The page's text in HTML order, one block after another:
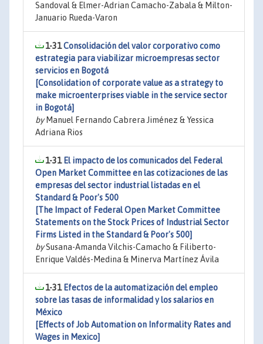
Sandoval & Elmer-Adrian Camacho-Zabala & Milton-
Januario Rueda-Varon
1-31Consolidación del valor corporativo como
estrategia para viabilizar microempresas sector
servicios en Bogotá
[Consolidation of corporate value as a strategy to
make microenterprises viable in the service sector
in Bogotá]
byManuel Fernando Cabrera Jiménez & Yessica
Adriana Rios
1-31 El impacto de los comunicados del Federal
Open Market Committee en las cotizaciones de las
empresas del sector industrial listadas en el
Standard & Poor's 500
[The Impact of Federal Open Market Committee
Statements on the Stock Prices of Industrial Sector
Firms Listed in the Standard & Poor's 500]
bySusana-Amanda Vilchis-Camacho & Filiberto-
Enrique Valdés-Medina & Minerva Martínez Ávila
1-31 Efectos de la automatización del empleo
sobre las tasas de informalidad y los salarios en
México
[Effects of Job Automation on Informality Rates and
Wages in Mexico]